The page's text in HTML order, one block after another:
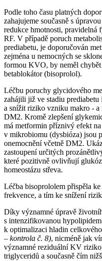
Podle toho času platných
zahajujeme současně s
redukce hmotnosti, pravidelná
RF. V případě poruch
prediabetu, je doporučován
zejména u nemocných se
formou KVO, by neměl
betablokátor (bisoprolol).
Léčbu poruchy glycidového
zahájili již ve stadiu
a snížit riziko vzniku makro -⁠
DM2. Kromě zlepšení
má metformin příznivý efekt
v mikrobiomu (dysbióza) jsou
onemocnění včetně DM2.
zastoupení určitých
které pozitivně ovlivňují
homeostázu střeva.
Léčba bisoprololem přispěla
frekvence, a tím ke snížení
Díky významné úpravě
s intenzifikovanou
k optimalizaci hladin
–⁠ kontrola č. 8), nicméně jak
významné reziduální KV
triglyceridů a současně čím